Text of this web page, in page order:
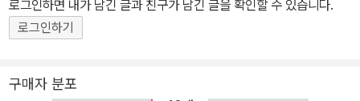
로그인하면 내가 남긴 글과 친구가 남긴 글을 확인할 수 있습니다.
로그인하기
구매자 분포